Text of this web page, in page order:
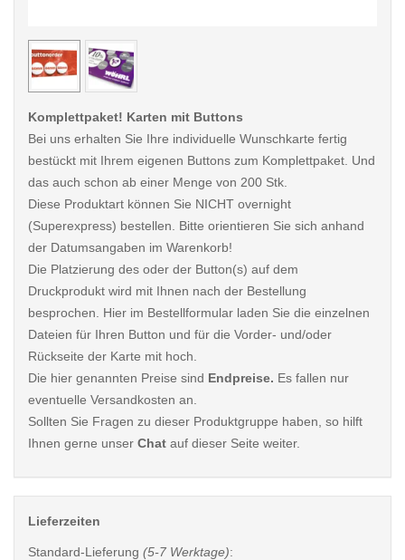
< /picture>
Komplettpaket! Karten mit Buttons
Bei uns erhalten Sie Ihre individuelle Wunschkarte fertig
bestückt mit Ihrem eigenen Buttons zum Komplettpaket. Und
das auch schon ab einer Menge von 200 Stk.
Diese Produktart können Sie NICHT overnight
(Superexpress) bestellen. Bitte orientieren Sie sich anhand
der Datumsangaben im Warenkorb!
Die Platzierung des oder der Button(s) auf dem
Druckprodukt wird mit Ihnen nach der Bestellung
besprochen. Hier im Bestellformular laden Sie die einzelnen
Dateien für Ihren Button und für die Vorder- und/oder
Rückseite der Karte mit hoch.
Die hier genannten Preise sind Endpreise. Es fallen nur
eventuelle Versandkosten an.
Sollten Sie Fragen zu dieser Produktgruppe haben, so hilft
Ihnen gerne unser Chat auf dieser Seite weiter.
Lieferzeiten
Standard-Lieferung (5-7 Werktage):